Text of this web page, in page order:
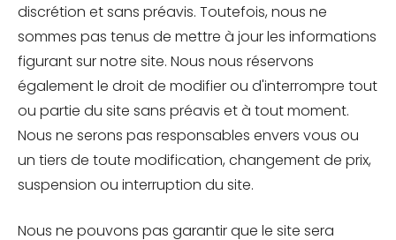
discrétion et sans préavis. Toutefois, nous ne
sommes pas tenus de mettre à jour les informations
figurant sur notre site. Nous nous réservons
également le droit de modifier ou d'interrompre tout
ou partie du site sans préavis et à tout moment.
Nous ne serons pas responsables envers vous ou
un tiers de toute modification, changement de prix,
suspension ou interruption du site.
Nous ne pouvons pas garantir que le site sera